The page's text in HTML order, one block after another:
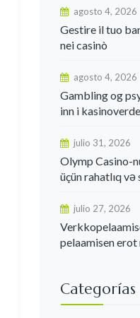
agosto 4, 2026
Gestire il tuo
nei casinò
agosto 4, 2026
Gambling og
inn i
julio 31, 2026
Olymp Casino-
üçün rahatlıq və
julio 27, 2026
pelaamisen
Categorías